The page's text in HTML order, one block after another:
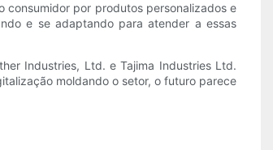
consumidor por produtos personalizados e
e se adaptando para atender a essas
Industries, Ltd. e Tajima Industries Ltd.
moldando o setor, o futuro parece